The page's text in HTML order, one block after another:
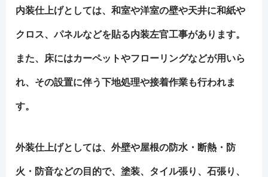
内装仕上げとしては、和室や洋室の壁や天井に和紙や
クロス、パネルなどを貼る内装左官工事があります。
また、床にはカーペットやフローリングなどが用いら
れ、その設置に伴う下地処理や接着作業も行われま
す。
外装仕上げとしては、外壁や屋根の防水・断熱・防
火・防音などの目的で、塗装、タイル張り、石張り、